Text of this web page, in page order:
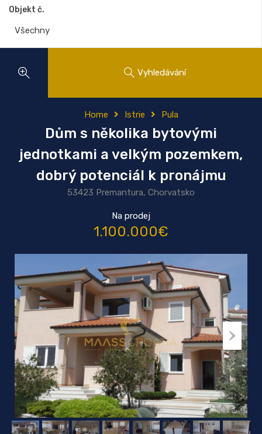
Objekt č.
Vyhledávání
Home Istrie Pula
Dům s několika bytovými
jednotkami a velkým pozemkem,
dobrý potenciál k pronájmu
53423 Premantura, Chorvatsko
Na prodej
1.100.000€